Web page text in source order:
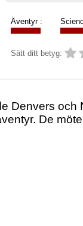
Äventyr :
Sätt ditt betyg:
Denvers och
De